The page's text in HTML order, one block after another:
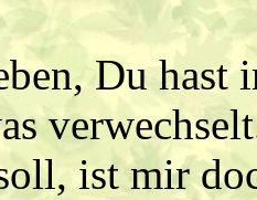
Du
ist mir